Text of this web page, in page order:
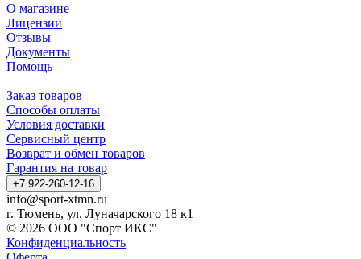
О магазине
Лицензии
Отзывы
Документы
Помощь
Заказ товаров
Способы оплаты
Условия доставки
Сервисный центр
Возврат и обмен товаров
Гарантия на товар
+7 922-260-12-16
info@sport-xtmn.ru
г. Тюмень, ул. Луначарского 18 к1
© 2026 ООО "Спорт ИКС"
Конфиденциальность